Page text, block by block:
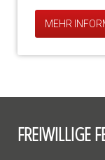
MEHR
FREIWILLIGE